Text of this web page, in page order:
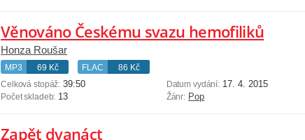
Věnováno Českému svazu hemofiliků
Honza Roušar
MP3 69 Kč FLAC
86 Kč
Celková stopáž: 39:50
Počet skladeb: 13
Datum vydání: 17. 4. 2015
Žánr: Pop
Zapět dvanáct